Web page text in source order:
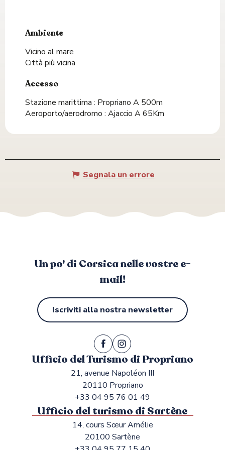
Ambiente
Ambiente
Vicino al mare
Città più vicina
Accesso
Accesso
Stazione marittima : Propriano A 500m
Aeroporto/aerodromo : Ajaccio A 65Km
Segnala un errore
Un po' di Corsica nelle vostre e-
mail!
Iscriviti alla nostra newsletter
Ufficio del Turismo di Propriano
21, avenue Napoléon III
20110 Propriano
+33 04 95 76 01 49
Ufficio del turismo di Sartène
14, cours Sœur Amélie
20100 Sartène